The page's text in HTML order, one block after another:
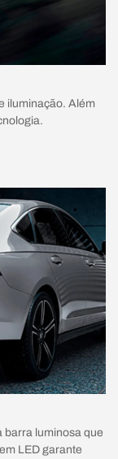
iluminação. Além
barra luminosa que
LED garante